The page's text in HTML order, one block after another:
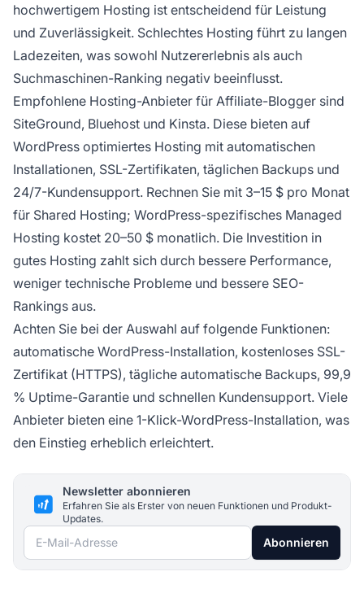
hochwertigem Hosting ist entscheidend für Leistung
und Zuverlässigkeit. Schlechtes Hosting führt zu langen
Ladezeiten, was sowohl Nutzererlebnis als auch
Suchmaschinen-Ranking negativ beeinflusst.
Empfohlene Hosting-Anbieter für Affiliate-Blogger sind
SiteGround, Bluehost und Kinsta. Diese bieten auf
WordPress optimiertes Hosting mit automatischen
Installationen, SSL-Zertifikaten, täglichen Backups und
24/7-Kundensupport. Rechnen Sie mit 3–15 $ pro Monat
für Shared Hosting; WordPress-spezifisches Managed
Hosting kostet 20–50 $ monatlich. Die Investition in
gutes Hosting zahlt sich durch bessere Performance,
weniger technische Probleme und bessere SEO-
Rankings aus.
Achten Sie bei der Auswahl auf folgende Funktionen:
automatische WordPress-Installation, kostenloses SSL-
Zertifikat (HTTPS), tägliche automatische Backups, 99,9
% Uptime-Garantie und schnellen Kundensupport. Viele
Anbieter bieten eine 1-Klick-WordPress-Installation, was
den Einstieg erheblich erleichtert.
Newsletter abonnieren
Erfahren Sie als Erster von neuen Funktionen und Produkt-
Updates.
E-Mail-Adresse Abonnieren